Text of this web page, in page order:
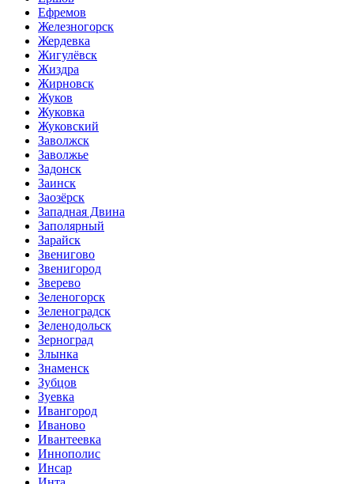
Ефремов
Железногорск
Жердевка
Жигулёвск
Жиздра
Жирновск
Жуков
Жуковка
Жуковский
Заволжск
Заволжье
Задонск
Заинск
Заозёрск
Западная Двина
Заполярный
Зарайск
Звенигово
Звенигород
Зверево
Зеленогорск
Зеленоградск
Зеленодольск
Зерноград
Злынка
Знаменск
Зубцов
Зуевка
Ивангород
Иваново
Ивантеевка
Иннополис
Инсар